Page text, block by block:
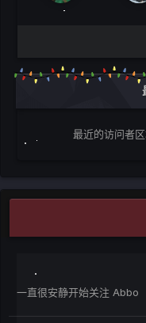
最近的访问者
一直很安静开始关注 Abbo